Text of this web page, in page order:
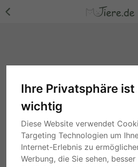
Ihre Privatsphäre ist
wichtig
Diese Website verwendet
Targeting Technologien um
Internet-Erlebnis zu
Werbung, die Sie sehen, besser